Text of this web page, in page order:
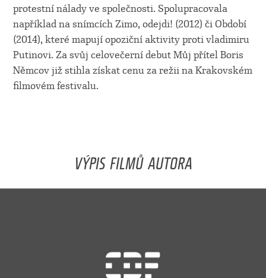
protestní nálady ve společnosti. Spolupracovala
například na snímcích Zimo, odejdi! (2012) či Období
(2014), které mapují opoziční aktivity proti vladimiru
Putinovi. Za svůj celovečerní debut Můj přítel Boris
Němcov již stihla získat cenu za režii na Krakovském
filmovém festivalu.
VÝPIS FILMŮ AUTORA